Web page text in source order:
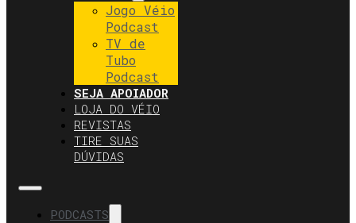
Jogo Véio
Podcast
TV de
Tubo
Podcast
SEJA APOIADOR
LOJA DO VÉIO
REVISTAS
TIRE SUAS
DÚVIDAS
PODCASTS